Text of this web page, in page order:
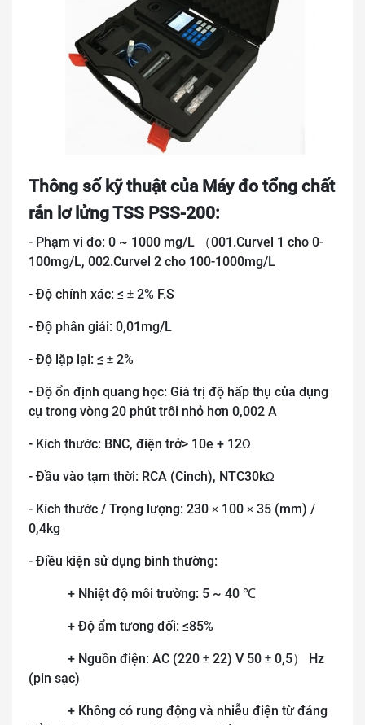
Thông số kỹ thuật của Máy đo tổng chất
rắn lơ lửng TSS PSS-200:
- Phạm vi đo: 0 ~ 1000 mg/L （001.Curvel 1 cho 0-
100mg/L, 002.Curvel 2 cho 100-1000mg/L
- Độ chính xác: ≤ ± 2% F.S
- Độ phân giải: 0,01mg/L
- Độ lặp lại: ≤ ± 2%
- Độ ổn định quang học: Giá trị độ hấp thụ của dụng
cụ trong vòng 20 phút trôi nhỏ hơn 0,002 A
- Kích thước: BNC, điện trở> 10e + 12Ω
- Đầu vào tạm thời: RCA (Cinch), NTC30kΩ
- Kích thước / Trọng lượng: 230 × 100 × 35 (mm) /
0,4kg
- Điều kiện sử dụng bình thường:
+ Nhiệt độ môi trường: 5 ~ 40 ℃
+ Độ ẩm tương đối: ≤85%
+ Nguồn điện: AC (220 ± 22) V 50 ± 0,5）
Hz
(pin sạc)
+ Không có rung động và nhiễu điện từ đáng